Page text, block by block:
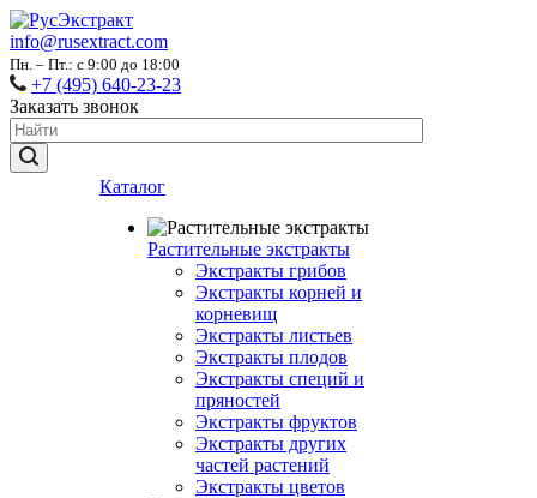
info@rusextract.com
Пн. – Пт.: с 9:00 до 18:00
+7 (495) 640-23-23
Заказать звонок
Каталог
Растительные экстракты
Экстракты грибов
Экстракты корней и
корневищ
Экстракты листьев
Экстракты плодов
Экстракты специй и
пряностей
Экстракты фруктов
Экстракты других
частей растений
Экстракты цветов